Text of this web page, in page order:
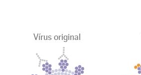
Vírus original